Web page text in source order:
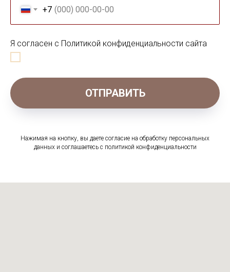
+7
Я согласен с Политикой конфиденциальности сайта
ОТПРАВИТЬ
Нажимая на кнопку, вы даете согласие на обработку персональных
данных и соглашаетесь c политикой конфиденциальности